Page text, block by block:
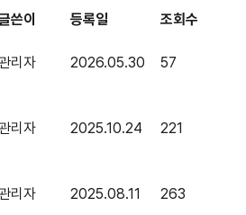
쓴이 등록일 조회수
리자 2026.05.30 57
리자 2025.10.24 221
리자 2025.08.11 263